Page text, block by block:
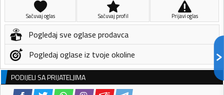
Sačuvaj oglas Sačuvaj profil Prijavi oglas
Pogledaj sve oglase prodavca
Pogledaj oglase iz tvoje okoline
PODIJELI SA PRIJATELJIMA